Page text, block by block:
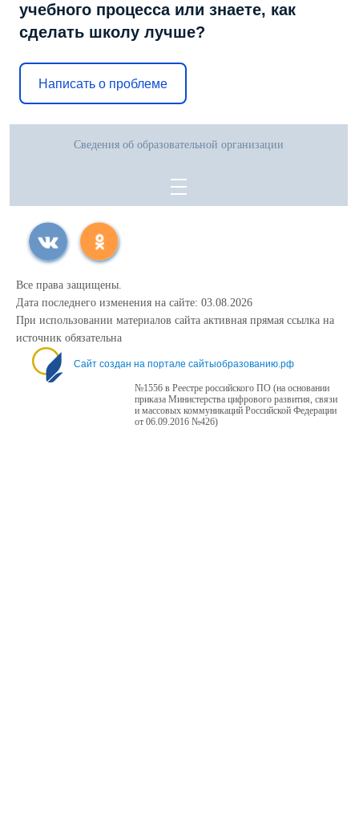
учебного процесса или знаете, как
сделать школу лучше?
Написать о проблеме
Сведения об образовательной организации
Все права защищены.
Дата последнего изменения на сайте: 03.08.2026
При использовании материалов сайта активная прямая ссылка на
источник обязательна
Сайт создан на портале сайтыобразованию.рф
№1556 в Реестре российского ПО (на основании
приказа Министерства цифрового развития, связи
и массовых коммуникаций Российской Федерации
от 06.09.2016 №426)